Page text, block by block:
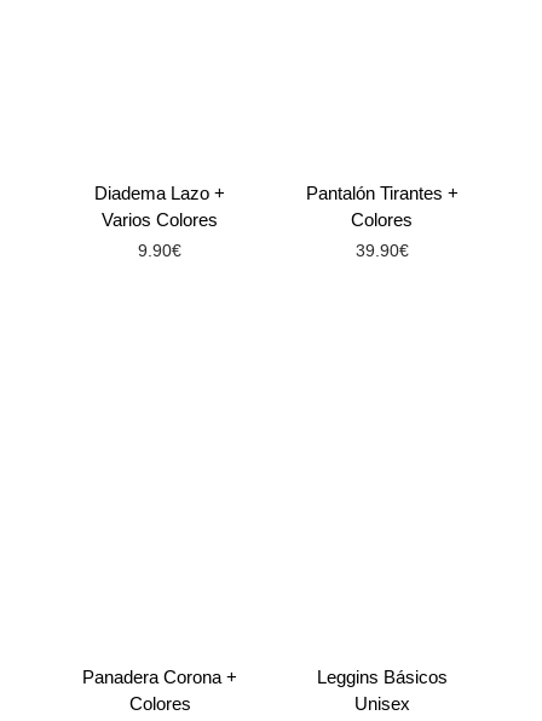
Diadema Lazo +
Varios Colores
9.90€
Pantalón Tirantes +
Colores
39.90€
Panadera Corona +
Colores
Leggins Básicos
Unisex